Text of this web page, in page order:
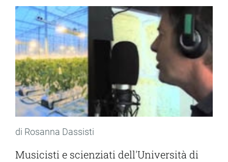
di Rosanna Dassisti
Musicisti e scienziati dell'Università di